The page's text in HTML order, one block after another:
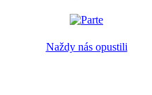
Naždy nás opustili